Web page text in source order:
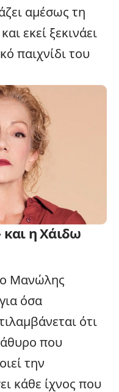
αμέσως τη
εκεί ξεκινάει
παιχνίδι του
η Χάιδω
Μανώλης
για όσα
ότι
που
την
κάθε ίχνος που